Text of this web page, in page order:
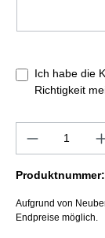
Ich habe die
Richtigkeit
Produktnummer:
Aufgrund von
Endpreise möglich.